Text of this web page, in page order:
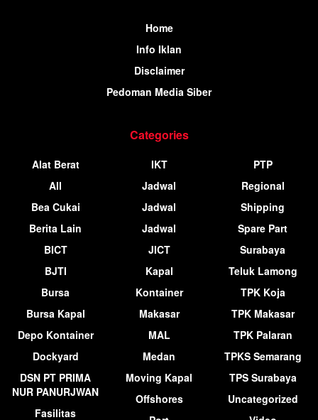
Home
Info Iklan
Disclaimer
Pedoman Media Siber
Categories
Alat Berat
All
Bea Cukai
Berita Lain
BICT
BJTI
Bursa
Bursa Kapal
Depo Kontainer
Dockyard
DSN PT PRIMA
NUR PANURJWAN
Fasilitas
IKT
Jadwal
Jadwal
Jadwal
JICT
Kapal
Kontainer
Makasar
MAL
Medan
Moving Kapal
Offshores
PTP
Regional
Shipping
Spare Part
Surabaya
Teluk Lamong
TPK Koja
TPK Makasar
TPK Palaran
TPKS Semarang
TPS Surabaya
Uncategorized